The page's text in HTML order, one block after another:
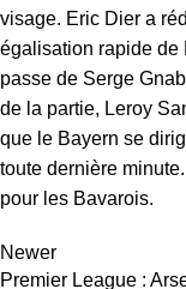
visage. Eric Dier a
égalisation rapide de
passe de Serge
de la partie, Leroy
que le Bayern se
toute dernière
pour les Bavarois.
Newer
Premier League :